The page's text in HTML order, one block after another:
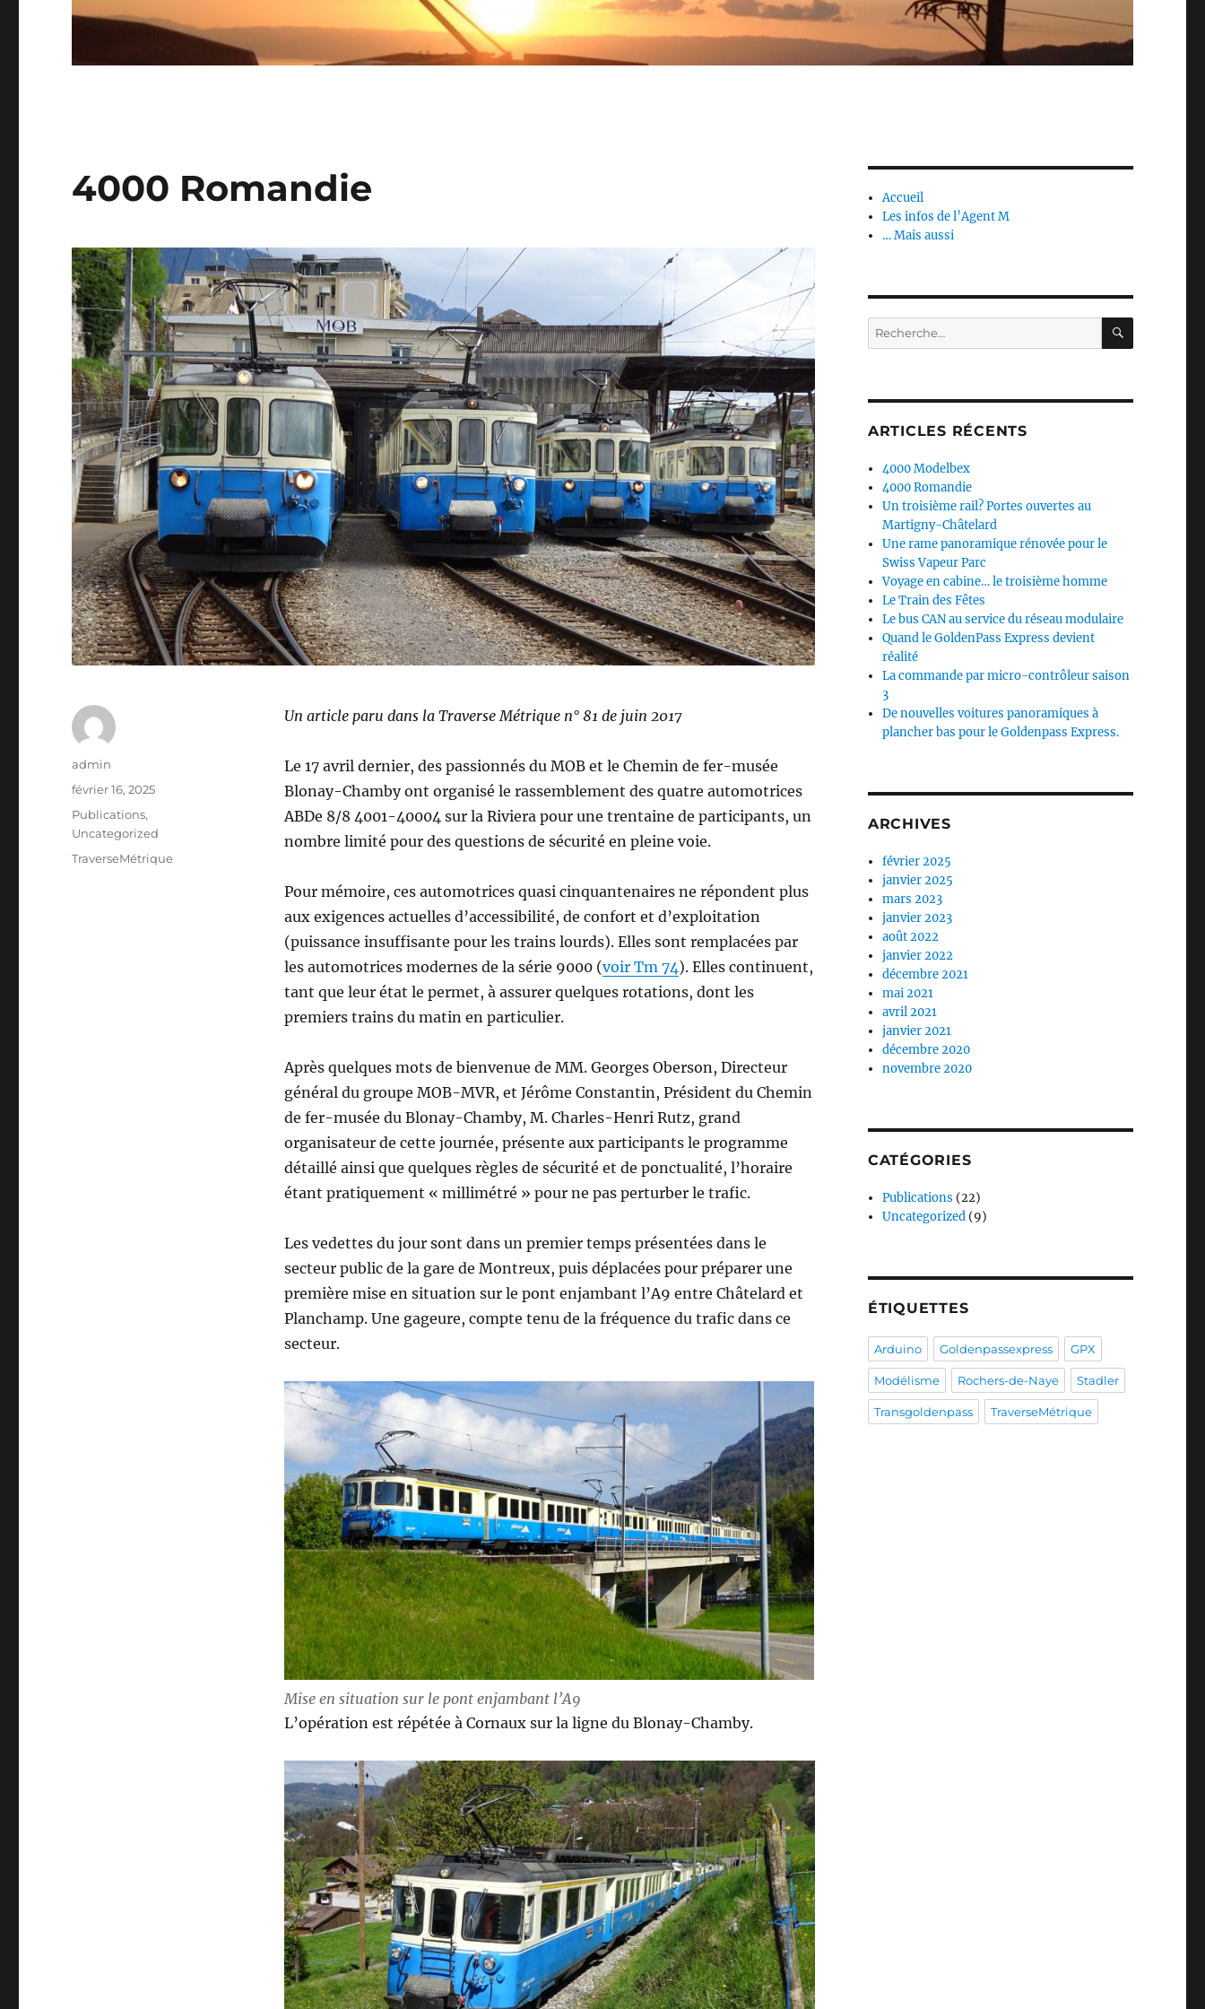
4000 Romandie
Un article paru dans la Traverse Métrique n° 81 de juin 2017
Le 17 avril dernier, des passionnés du MOB et le Chemin de fer-musée
Blonay-Chamby ont organisé le rassemblement des quatre automotrices
ABDe 8/8 4001-40004 sur la Riviera pour une trentaine de participants, un
nombre limité pour des questions de sécurité en pleine voie.
Pour mémoire, ces automotrices quasi cinquantenaires ne répondent plus
aux exigences actuelles d’accessibilité, de confort et d’exploitation
(puissance insuffisante pour les trains lourds). Elles sont remplacées par
les automotrices modernes de la série 9000 (voir Tm 74). Elles continuent,
tant que leur état le permet, à assurer quelques rotations, dont les
premiers trains du matin en particulier.
Après quelques mots de bienvenue de MM. Georges Oberson, Directeur
général du groupe MOB-MVR, et Jérôme Constantin, Président du Chemin
de fer-musée du Blonay-Chamby, M. Charles-Henri Rutz, grand
organisateur de cette journée, présente aux participants le programme
détaillé ainsi que quelques règles de sécurité et de ponctualité, l’horaire
étant pratiquement « millimétré » pour ne pas perturber le trafic.
Les vedettes du jour sont dans un premier temps présentées dans le
secteur public de la gare de Montreux, puis déplacées pour préparer une
première mise en situation sur le pont enjambant l’A9 entre Châtelard et
Planchamp. Une gageure, compte tenu de la fréquence du trafic dans ce
secteur.
Mise en situation sur le pont enjambant l’A9
L’opération est répétée à Cornaux sur la ligne du Blonay-Chamby.
Auteur
admin
Publié
le
février 16, 2025
Catégories
Publications,
Uncategorized
Étiquettes
TraverseMétrique
Accueil
Les infos de l’Agent M
… Mais aussi
Recherche
pour :
ARTICLES RÉCENTS
4000 Modelbex
4000 Romandie
Un troisième rail? Portes ouvertes au
Martigny-Châtelard
Une rame panoramique rénovée pour le
Swiss Vapeur Parc
Voyage en cabine… le troisième homme
Le Train des Fêtes
Le bus CAN au service du réseau modulaire
Quand le GoldenPass Express devient
réalité
La commande par micro-contrôleur saison
3
De nouvelles voitures panoramiques à
plancher bas pour le Goldenpass Express.
ARCHIVES
février 2025
janvier 2025
mars 2023
janvier 2023
août 2022
janvier 2022
décembre 2021
mai 2021
avril 2021
janvier 2021
décembre 2020
novembre 2020
CATÉGORIES
Publications (22)
Uncategorized (9)
ÉTIQUETTES
Arduino Goldenpassexpress GPX
Modélisme Rochers-de-Naye Stadler
Transgoldenpass TraverseMétrique